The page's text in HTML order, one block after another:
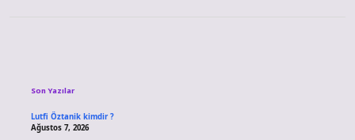
Son Yazılar
Lutfi Öztanik kimdir ?
Ağustos 7, 2026